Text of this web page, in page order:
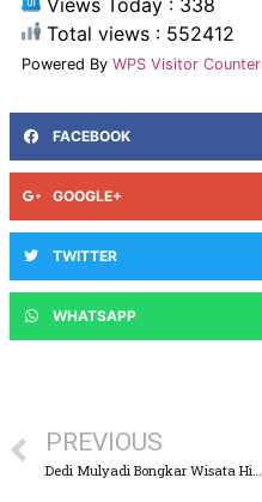
Views Today : 338
Total views : 552412
Powered By WPS Visitor Counter
FACEBOOK
GOOGLE+
TWITTER
WHATSAPP
PREVIOUS
Dedi Mulyadi Bongkar Wisata Hibisc Fantasy di Puncak Bogor..!